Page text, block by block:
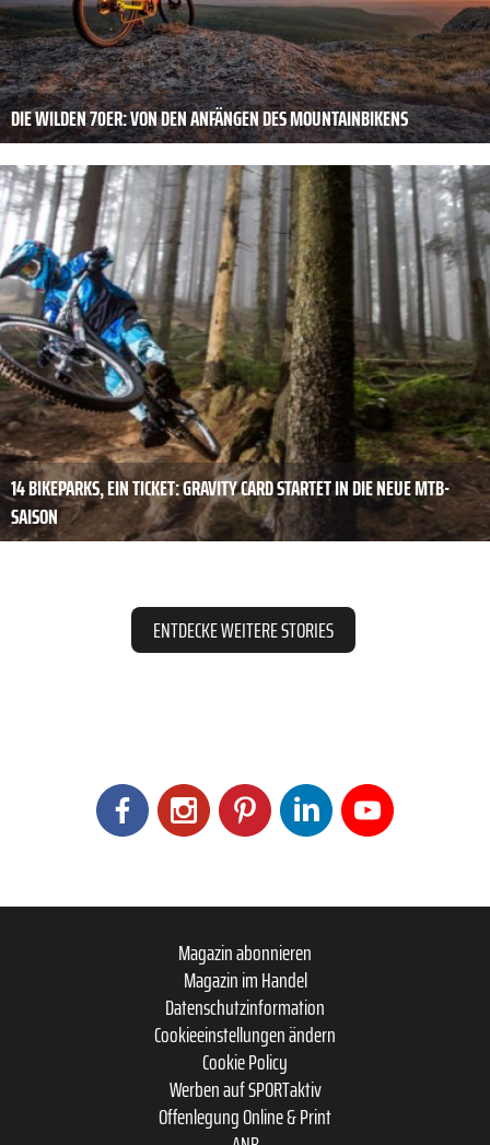
DIE WILDEN 70ER: VON DEN ANFÄNGEN DES MOUNTAINBIKENS
14 BIKEPARKS, EIN TICKET: GRAVITY CARD STARTET IN DIE NEUE MTB-
SAISON
ENTDECKE WEITERE STORIES
Magazin abonnieren
Magazin im Handel
Datenschutzinformation
Cookieeinstellungen ändern
Cookie Policy
Werben auf SPORTaktiv
Offenlegung Online & Print